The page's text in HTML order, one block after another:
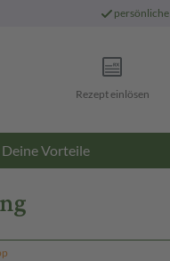
persönliche
Rezept einlösen
Deine Vorteile